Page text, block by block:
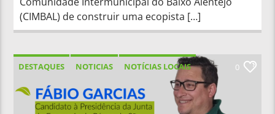
(CIMBAL) de construir uma ecopista […]
DESTAQUES NOTICIAS
NOTÍCIAS LOCAIS
NOTÍCIAS NACIONAIS
0